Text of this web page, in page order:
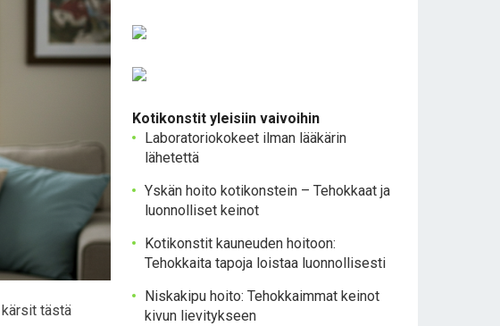
kärsit tästä
Kotikonstit yleisiin vaivoihin
Laboratoriokokeet ilman lääkärin
lähetettä
Yskän hoito kotikonstein – Tehokkaat ja
luonnolliset keinot
Kotikonstit kauneuden hoitoon:
Tehokkaita tapoja loistaa luonnollisesti
Niskakipu hoito: Tehokkaimmat keinot
kivun lievitykseen